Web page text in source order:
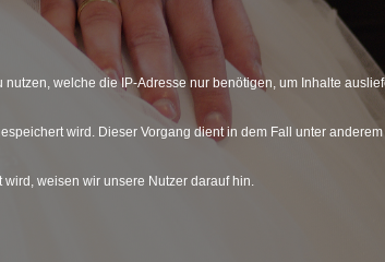
welche die IP-Adresse nur benötigen, um Inhalte
wird. Dieser Vorgang dient in dem Fall unter
weisen wir unsere Nutzer darauf hin.